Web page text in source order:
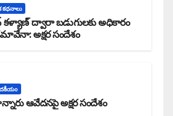
కధనాలు
కళ్యాణ్ ద్వారా బడుగులకు అధికారం
అక్షర సందేశం
ఆవేదనపై అక్షర సందేశం